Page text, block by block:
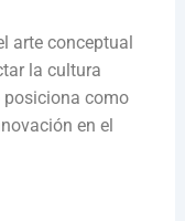
arte conceptual
la cultura
como
en el